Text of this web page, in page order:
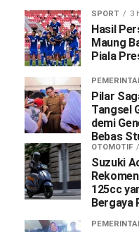
SPORT 3
Hasil
Maung
Piala
Pilar
Tangsel
demi
Bebas
OTOMOTIF
Suzuki
125cc
Bergaya